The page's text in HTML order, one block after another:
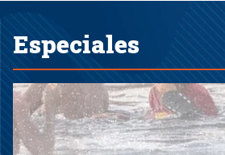
Especiales